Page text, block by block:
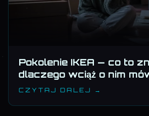
Pokolenie IKEA — co to
dlaczego wciąż o nim
CZYTAJ DALEJ →